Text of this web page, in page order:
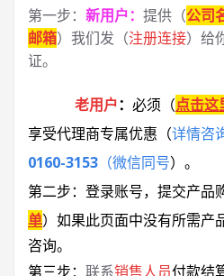
第一步： 新用户： 提供（公司
邮箱）我们发（注册连接）给
证。
老用户： 必须 （点击这
享受代理商专属优惠 （详情咨
0160-3153 （微信同号） 。
第二步：登录账号，提交产品
单） 如果此页面中没有所需产
咨询。
第三步： 联系销售人员付款结